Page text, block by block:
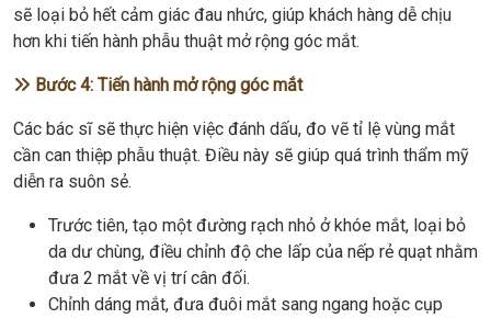
sẽ loại bỏ hết cảm giác đau nhức, giúp khách hàng dễ chịu
hơn khi tiến hành phẫu thuật mở rộng góc mắt.
Bước 4: Tiến hành mở rộng góc mắt
Các bác sĩ sẽ thực hiện việc đánh dấu, đo vẽ tỉ lệ vùng mắt
cần can thiệp phẫu thuật. Điều này sẽ giúp quá trình thẩm mỹ
diễn ra suôn sẻ.
Trước tiên, tạo một đường rạch nhỏ ở khóe mắt, loại bỏ
da dư chùng, điều chỉnh độ che lấp của nếp rẻ quạt nhằm
đưa 2 mắt về vị trí cân đối.
Chỉnh dáng mắt, đưa đuôi mắt sang ngang hoặc cụp